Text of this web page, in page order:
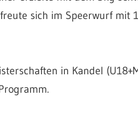
sich im Speerwurf mit
in Kandel